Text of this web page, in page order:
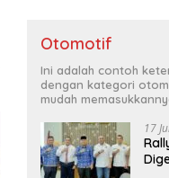
Otomotif
Ini adalah contoh
dengan kategori
mudah
17